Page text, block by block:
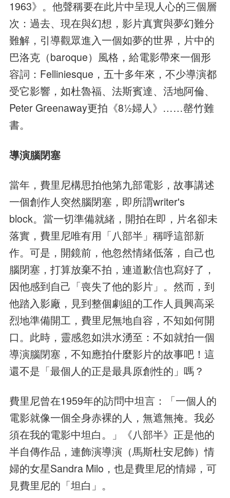
1963》。他聲稱要在此片中呈現人心的三個層
次：過去、現在與幻想，影片真實與夢幻難分
難解，引導觀眾進入一個如夢的世界，片中的
巴洛克（baroque）風格，給電影帶來一個形
容詞：Felliniesque，五十多年來，不少導演都
受它影響，如杜魯福、法斯賓達、活地阿倫、
Peter Greenaway更拍《8½婦人》……罄竹難
書。
導演腦閉塞
當年，費里尼構思拍他第九部電影，故事講述
一個創作人突然腦閉塞，即所謂writer's
block。當一切準備就緒，開拍在即，片名卻未
落實，費里尼唯有用「八部半」稱呼這部新
作。可是，開鏡前，他忽然情緒低落，自己也
腦閉塞，打算放棄不拍，連道歉信也寫好了，
因他感到自己「喪失了他的影片」。然而，到
他踏入影廠，見到整個劇組的工作人員興高采
烈地準備開工，費里尼無地自容，不知如何開
口。此時，靈感忽如洪水湧至：不如就拍一個
導演腦閉塞，不知應拍什麼影片的故事吧！這
還不是「最個人的正是最具原創性的」嗎？
費里尼曾在1959年的訪問中坦言：「一個人的
電影就像一個全身赤裸的人，無遮無掩。我必
須在我的電影中坦白。」《八部半》正是他的
半自傳作品，連飾演導演（馬斯杜安尼飾）情
婦的女星Sandra Milo，也是費里尼的情婦，可
見費里尼的「坦白」。